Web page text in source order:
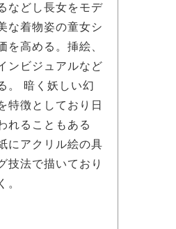
などし長女をモデ
な着物姿の童女シ
を高める。挿絵、
ンビジュアルなど
。 暗く妖しい幻
特徴としており日
れることもある
にアクリル絵の具
技法で描いており
。